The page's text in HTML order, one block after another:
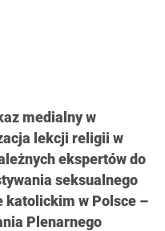
medialny w
lekcji religii w
ekspertów do
seksualnego
katolickim w Polsce –
Plenarnego